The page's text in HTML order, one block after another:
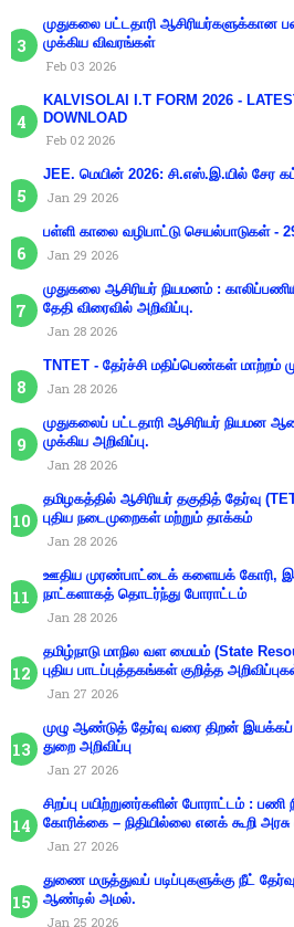
முதுகலை பட்டதாரி ஆசிரியர்களுக்கான
முக்கிய விவரங்கள்
Feb 03 2026
KALVISOLAI I.T FORM 2026 -
DOWNLOAD
Feb 02 2026
JEE. மெயின் 2026: சி.எஸ்.இ.யில் சேர
Jan 29 2026
பள்ளி காலை வழிபாட்டு செயல்பாடுகள் -
Jan 29 2026
முதுகலை ஆசிரியர் நியமனம் :
தேதி விரைவில் அறிவிப்பு.
Jan 28 2026
TNTET - தேர்ச்சி மதிப்பெண்கள் மாற்றம்
Jan 28 2026
முதுகலைப் பட்டதாரி ஆசிரியர் நியமன
முக்கிய அறிவிப்பு.
Jan 28 2026
தமிழகத்தில் ஆசிரியர் தகுதித் தேர்வு
புதிய நடைமுறைகள் மற்றும் தாக்கம்
Jan 28 2026
ஊதிய முரண்பாட்டைக் களையக் கோரி,
நாட்களாகத் தொடர்ந்து போராட்டம்
Jan 28 2026
தமிழ்நாடு மாநில வள மையம் (State
புதிய பாடப்புத்தகங்கள் குறித்த
Jan 27 2026
முழு ஆண்டுத் தேர்வு வரை திறன் இயக்கப்
துறை அறிவிப்பு
Jan 27 2026
சிறப்பு பயிற்றுனர்களின் போராட்டம் : பணி
கோரிக்கை – நிதியில்லை எனக் கூறி அரசு
Jan 27 2026
துணை மருத்துவப் படிப்புகளுக்கு நீட்
ஆண்டில் அமல்.
Jan 25 2026